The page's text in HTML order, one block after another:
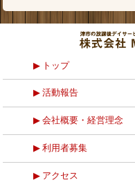
トップ
活動報告
会社概要・経営理念
利用者募集
アクセス